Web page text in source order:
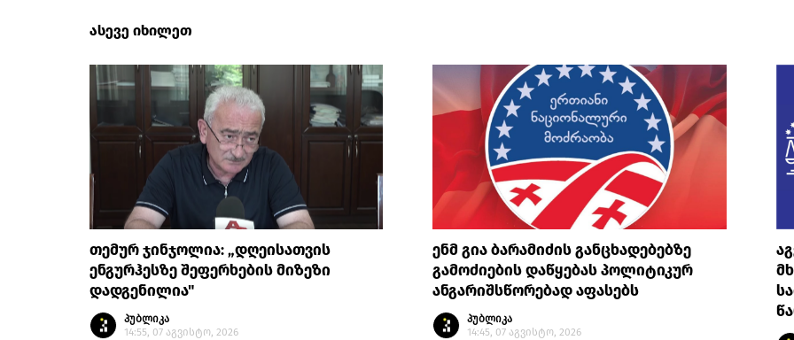
ასევე იხილეთ
თემურ ჯინჯოლია: „დღეისათვის
ენგურჰესზე შეფერხების მიზეზი
დადგენილია"
პუბლიკა
14:55, 07 აგვისტო, 2026
ენმ გია ბარამიძის განცხადებებზე
გამოძიების დაწყებას პოლიტიკურ
ანგარიშსწორებად აფასებს
პუბლიკა
14:45, 07 აგვისტო, 2026